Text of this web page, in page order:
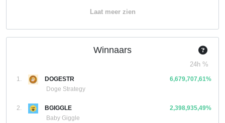
Laat meer zien
Winnaars
24h %
1.
DOGESTR
Doge Strategy
6,679,707,61%
2.
BGIGGLE
Baby Giggle
2,398,935,49%